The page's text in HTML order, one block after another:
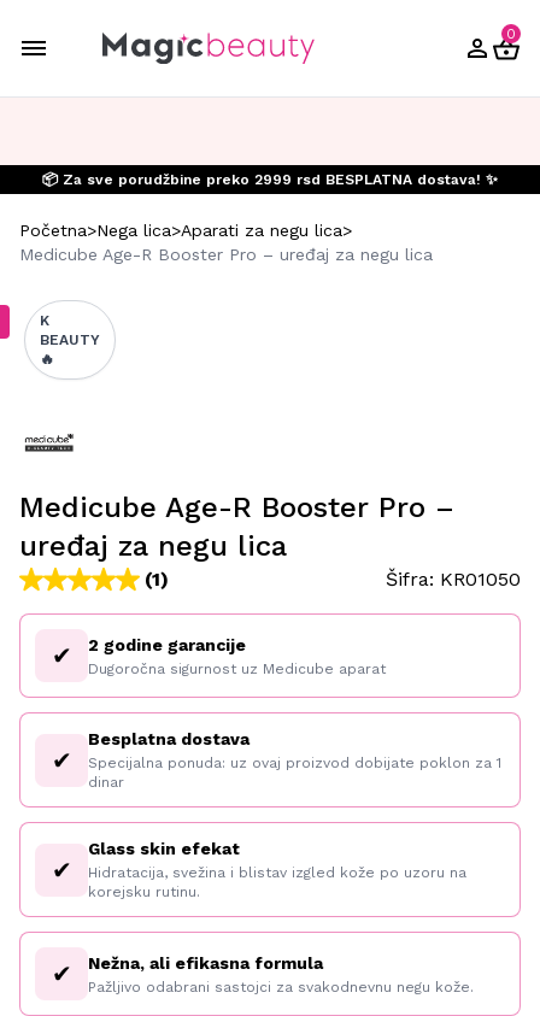
0
📦 Za sve porudžbine preko 2999 rsd BESPLATNA dostava! ✨
Početna>Nega lica>Aparati za negu lica>
Medicube Age-R Booster Pro – uređaj za negu lica
K
BEAUTY
🔥
Medicube Age-R Booster Pro –
uređaj za negu lica
(1) Šifra: KR01050
✔ 2 godine garancije
Dugoročna sigurnost uz Medicube aparat
✔
Besplatna dostava
Specijalna ponuda: uz ovaj proizvod dobijate poklon za 1
dinar
✔
Glass skin efekat
Hidratacija, svežina i blistav izgled kože po uzoru na
korejsku rutinu.
✔ Nežna, ali efikasna formula
Pažljivo odabrani sastojci za svakodnevnu negu kože.